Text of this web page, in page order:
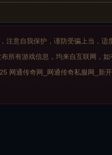
注意自我保护，谨防受骗上当，
所有游戏信息，均来自互联网，
网通传奇网_网通传奇私服网_新